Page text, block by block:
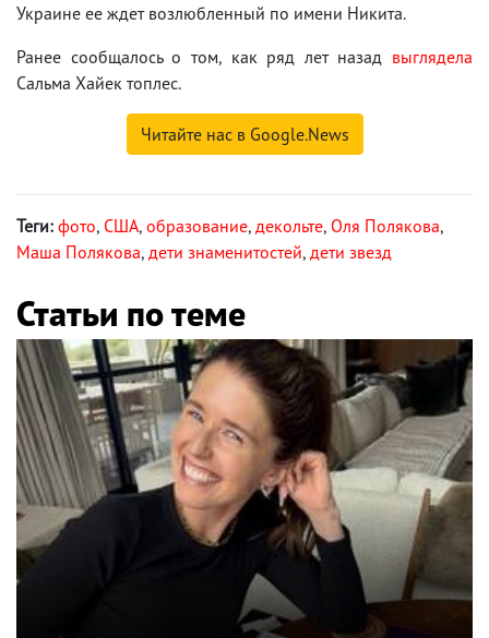
Украине ее ждет возлюбленный по имени Никита.
Ранее сообщалось о том, как ряд лет назад выглядела
Сальма Хайек топлес.
Читайте нас в Google.News
Теги: фото, США, образование, декольте, Оля Полякова,
Маша Полякова, дети знаменитостей, дети звезд
Статьи по теме